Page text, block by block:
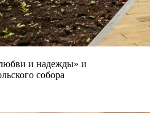
и надежды» и
собора